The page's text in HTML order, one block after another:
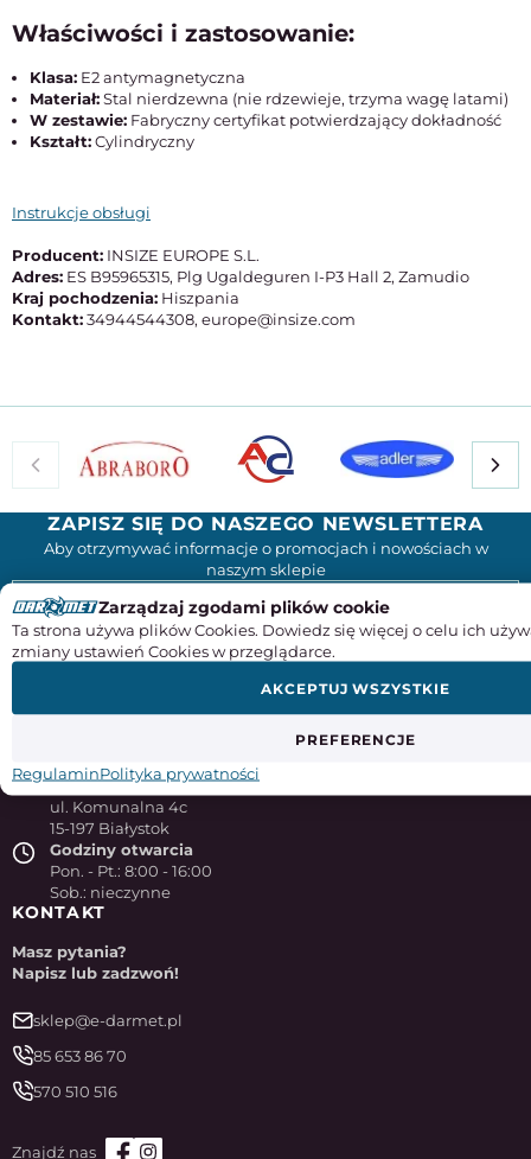
Właściwości i zastosowanie:
Klasa: E2 antymagnetyczna
Materiał:Stal nierdzewna (nie rdzewieje, trzyma wagę latami)
W zestawie: Fabryczny certyfikat potwierdzający dokładność
Kształt:Cylindryczny
Instrukcje obsługi
Producent: INSIZE EUROPE S.L.
Adres: ES B95965315, Plg Ugaldeguren I-P3 Hall 2, Zamudio
Kraj pochodzenia: Hiszpania
Kontakt:34944544308, europe@insize.com
ZAPISZ SIĘ DO NASZEGO NEWSLETTERA
Aby otrzymywać informacje o promocjach i nowościach w
naszym sklepie
NASZA FIRMA
Darmet Zakład Obróbki Skrawaniem
sp. z o. o.
ul. Komunalna 4c
15-197 Białystok
Godziny otwarcia
Pon. - Pt.: 8:00 - 16:00
Sob.: nieczynne
KONTAKT
Masz pytania?
Napisz lub zadzwoń!
sklep@e-darmet.pl
85 653 86 70
570 510 516
Zarządzaj zgodami plików cookie
Ta strona używa plików Cookies. Dowiedz się więcej o celu ich
zmiany ustawień Cookies w przeglądarce.
PREFERENCJE
AKCEPTUJ WSZYSTKIE
RegulaminPolityka prywatności